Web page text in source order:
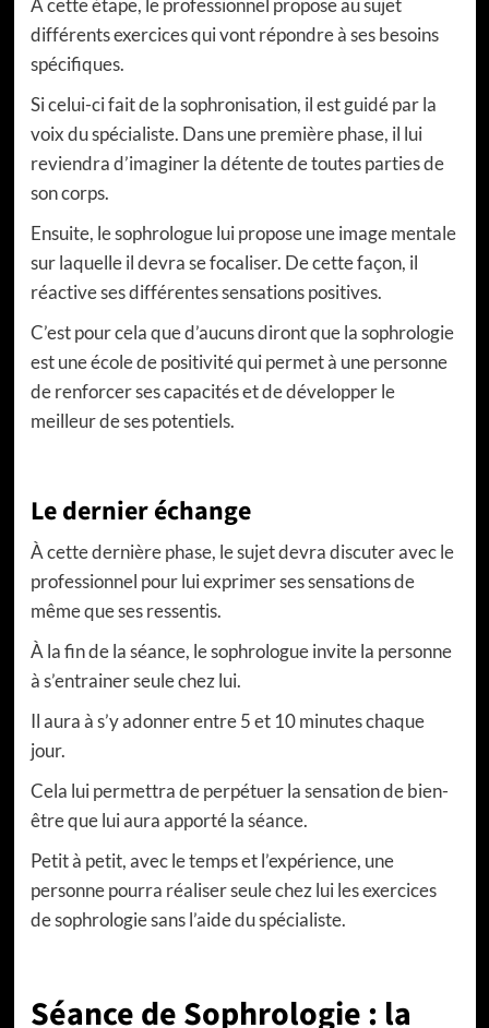
différents exercices qui vont répondre à ses besoins
spécifiques.
Si celui-ci fait de la sophronisation, il est guidé par la
voix du spécialiste. Dans une première phase, il lui
reviendra d’imaginer la détente de toutes parties de
son corps.
Ensuite, le sophrologue lui propose une image mentale
sur laquelle il devra se focaliser. De cette façon, il
réactive ses différentes sensations positives.
C’est pour cela que d’aucuns diront que la sophrologie
est une école de positivité qui permet à une personne
de renforcer ses capacités et de développer le
meilleur de ses potentiels.
Le dernier échange
À cette dernière phase, le sujet devra discuter avec le
professionnel pour lui exprimer ses sensations de
même que ses ressentis.
À la fin de la séance, le sophrologue invite la personne
à s’entrainer seule chez lui.
Il aura à s’y adonner entre 5 et 10 minutes chaque
jour.
Cela lui permettra de perpétuer la sensation de bien-
être que lui aura apporté la séance.
Petit à petit, avec le temps et l’expérience, une
personne pourra réaliser seule chez lui les exercices
de sophrologie sans l’aide du spécialiste.
Séance de Sophrologie : la